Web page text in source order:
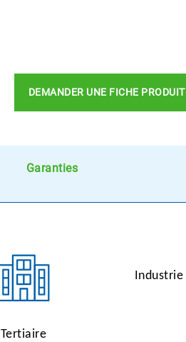
DEMANDER UNE FICHE PRODUIT
Garanties
Tertiaire
Industrie